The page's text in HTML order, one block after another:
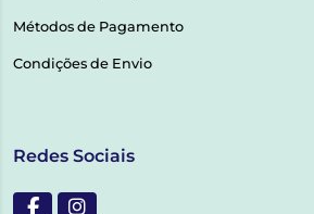
Métodos de Pagamento
Condições de Envio
Redes Sociais